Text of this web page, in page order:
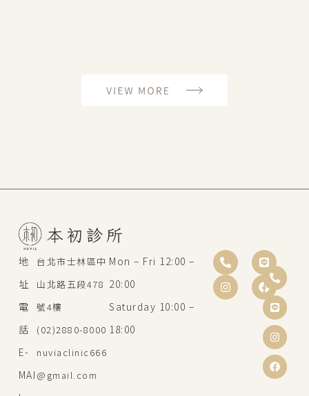
地
址
電
話
E-
MAI
台北市士林區中
山北路五段478
號4樓
(02)2880-8000
nuviaclinic666
@gmail.com
Mon – Fri 12:00 –
20:00
Saturday 10:00 –
18:00